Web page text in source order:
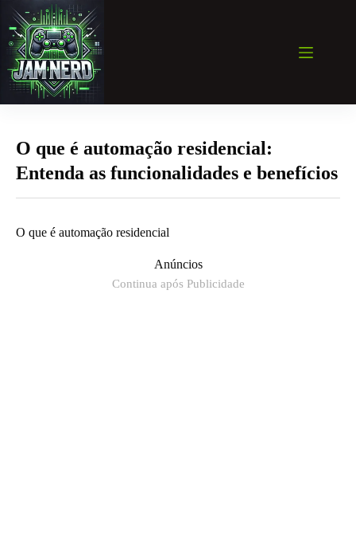
para
conteúdo
O que é automação residencial:
Entenda as funcionalidades e benefícios
O que é automação residencial
Anúncios
Continua após Publicidade